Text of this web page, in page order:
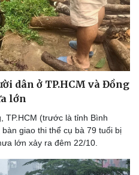
dân ở TP.HCM và Đồng
lớn
TP.HCM (trước là tỉnh Bình
giao thi thể cụ bà 79 tuổi bị
lớn xảy ra đêm 22/10.